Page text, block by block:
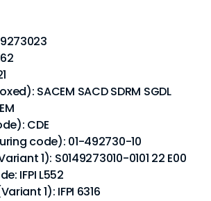
SACEM SACD SDRM SGDL
CDE
code): 01-492730-10
1): S0149273010-0101 22 E00
IFPI L552
1): IFPI 6316